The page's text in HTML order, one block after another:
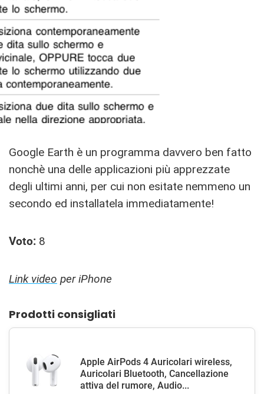
Google Earth è un programma davvero ben fatto
nonchè una delle applicazioni più apprezzate
degli ultimi anni, per cui non esitate nemmeno un
secondo ed installatela immediatamente!
Voto: 8
Link video per iPhone
Prodotti consigliati
Apple AirPods 4 Auricolari wireless,
Auricolari Bluetooth, Cancellazione
attiva del rumore, Audio...